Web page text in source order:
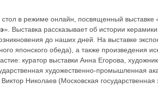
стол в режиме онлайн, посвященный выставке
». Выставка рассказывает об истории
до наших дней. На выставке
японского обеда), а также произведения
куратор выставки Анна Егорова,
художественно-промышленная
Николаев (Московская